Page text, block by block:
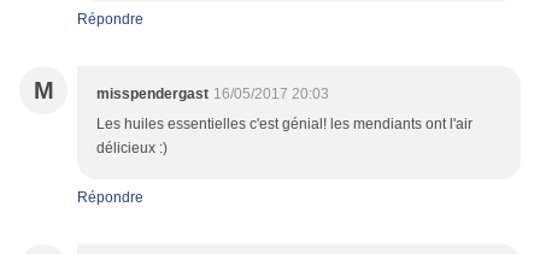
Répondre
M misspendergast 16/05/2017 20:03
Les huiles essentielles c'est génial! les mendiants ont l'air
délicieux :)
Répondre